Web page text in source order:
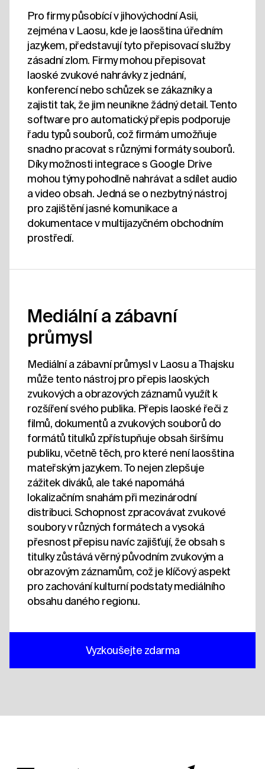
Pro firmy působící v jihovýchodní Asii,
zejména v Laosu, kde je laosština úředním
jazykem, představují tyto přepisovací služby
zásadní zlom. Firmy mohou přepisovat
laoské zvukové nahrávky z jednání,
konferencí nebo schůzek se zákazníky a
zajistit tak, že jim neunikne žádný detail. Tento
software pro automatický přepis podporuje
řadu typů souborů, což firmám umožňuje
snadno pracovat s různými formáty souborů.
Díky možnosti integrace s Google Drive
mohou týmy pohodlně nahrávat a sdílet audio
a video obsah. Jedná se o nezbytný nástroj
pro zajištění jasné komunikace a
dokumentace v multijazyčném obchodním
prostředí.
Mediální a zábavní
průmysl
Mediální a zábavní průmysl v Laosu a Thajsku
může tento nástroj pro přepis laoských
zvukových a obrazových záznamů využít k
rozšíření svého publika. Přepis laoské řeči z
filmů, dokumentů a zvukových souborů do
formátů titulků zpřístupňuje obsah širšímu
publiku, včetně těch, pro které není laosština
mateřským jazykem. To nejen zlepšuje
zážitek diváků, ale také napomáhá
lokalizačním snahám při mezinárodní
distribuci. Schopnost zpracovávat zvukové
soubory v různých formátech a vysoká
přesnost přepisu navíc zajišťují, že obsah s
titulky zůstává věrný původním zvukovým a
obrazovým záznamům, což je klíčový aspekt
pro zachování kulturní podstaty mediálního
obsahu daného regionu.
Vyzkoušejte zdarma